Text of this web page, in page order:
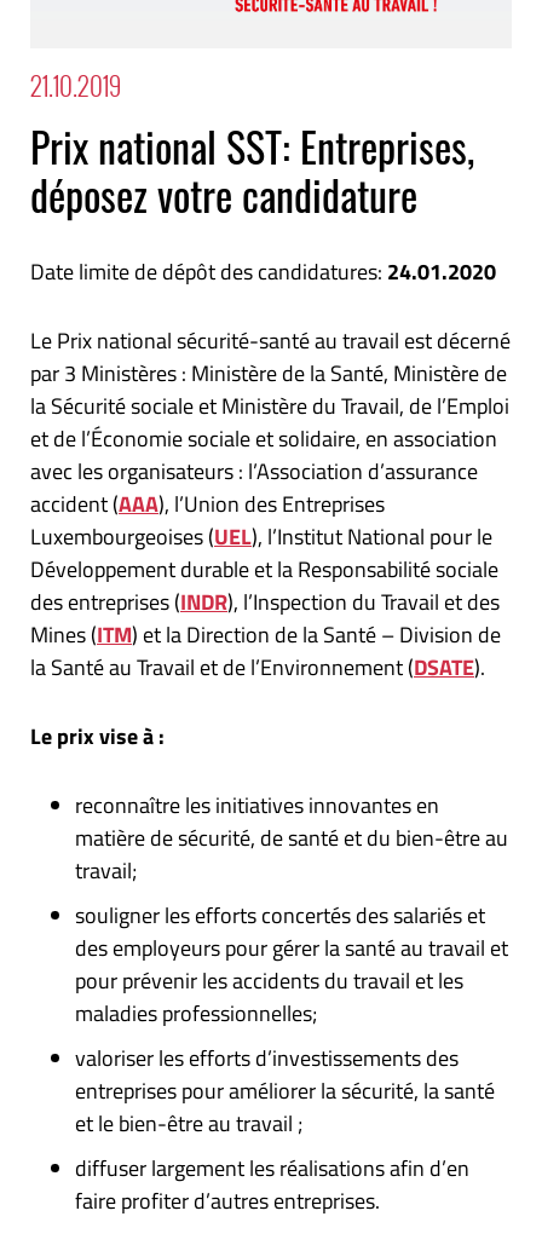
21.10.2019
Prix national SST: Entreprises,
déposez votre candidature
Date limite de dépôt des candidatures: 24.01.2020
Le Prix national sécurité-santé au travail est décerné
par 3 Ministères : Ministère de la Santé, Ministère de
la Sécurité sociale et Ministère du Travail, de l’Emploi
et de l’Économie sociale et solidaire, en association
avec les organisateurs : l’Association d’assurance
accident (AAA), l’Union des Entreprises
Luxembourgeoises (UEL), l’Institut National pour le
Développement durable et la Responsabilité sociale
des entreprises (INDR), l’Inspection du Travail et des
Mines (ITM) et la Direction de la Santé – Division de
la Santé au Travail et de l’Environnement (DSATE).
Le prix vise à :
reconnaître les initiatives innovantes en
matière de sécurité, de santé et du bien-être au
travail;
souligner les efforts concertés des salariés et
des employeurs pour gérer la santé au travail et
pour prévenir les accidents du travail et les
maladies professionnelles;
valoriser les efforts d’investissements des
entreprises pour améliorer la sécurité, la santé
et le bien-être au travail ;
diffuser largement les réalisations afin d’en
faire profiter d’autres entreprises.